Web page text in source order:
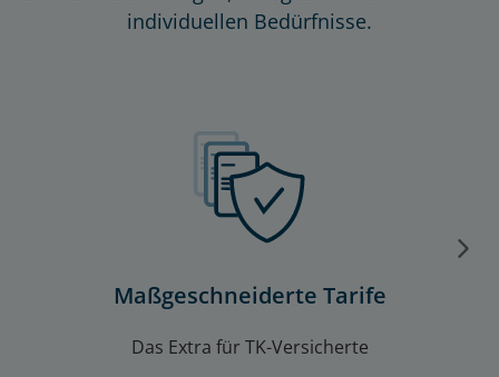
individuellen Bedürfnisse.
Maßgeschneiderte Tarife
Das Extra für TK-Versicherte